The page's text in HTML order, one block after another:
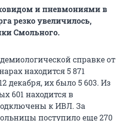
и пневмониями в
резко увеличилось,
Смольного.
справке от
находится 5 871
декабря, их было 5 603. Из
601 находится в
к ИВЛ. За
поступило еще 270